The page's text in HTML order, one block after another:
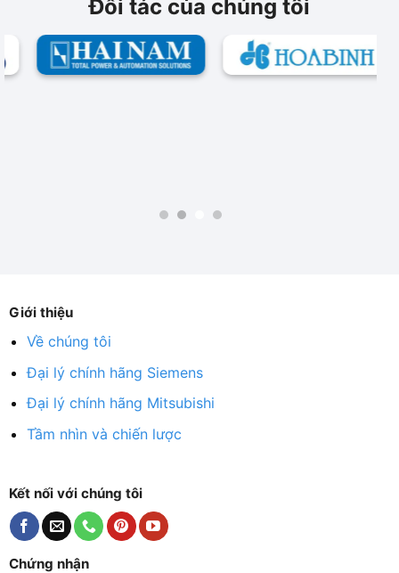
Đối tác của chúng tôi
Giới thiệu
Về chúng tôi
Đại lý chính hãng Siemens
Đại lý chính hãng Mitsubishi
Tầm nhìn và chiến lược
Kết nối với chúng tôi
Chứng nhận